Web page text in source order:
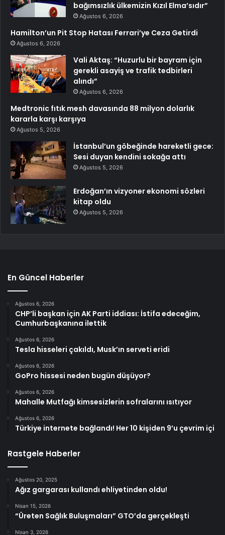
bağımsızlık ülkemizin Kızıl Elma’sıdır”
Ağustos 6, 2026
Hamilton’un Pit Stop Hatası Ferrari’ye Ceza Getirdi
Ağustos 6, 2026
Vali Aktaş: “Huzurlu bir bayram için
gerekli asayiş ve trafik tedbirleri
alındı”
Ağustos 6, 2026
Medtronic fıtık mesh davasında 88 milyon dolarlık
kararla karşı karşıya
Ağustos 5, 2026
İstanbul’un göbeğinde hareketli gece:
Sesi duyan kendini sokağa attı
Ağustos 5, 2026
Erdoğan’ın vizyoner ekonomi sözleri
kitap oldu
Ağustos 5, 2026
En Güncel Haberler
Ağustos 6, 2026
CHP’li başkan için AK Parti iddiası: İstifa edeceğim,
Cumhurbaşkanına ilettik
Ağustos 6, 2026
Tesla hisseleri çakıldı, Musk’ın serveti eridi
Ağustos 6, 2026
GoPro hissesi neden bugün düşüyor?
Ağustos 6, 2026
Mahalle Mutfağı kimsesizlerin sofralarını ısıtıyor
Ağustos 6, 2026
Türkiye internete bağlandı! Her 10 kişiden 9’u çevrim içi
Rastgele Haberler
Ağustos 20, 2025
Ağız gargarası kullandı ehliyetinden oldu!
Nisan 15, 2026
“Üreten Sağlık Buluşmaları” GTO’da gerçekleşti
Nisan 3, 2026